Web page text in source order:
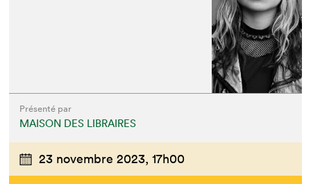
Présenté par
MAISON DES LIBRAIRES
23 novembre 2023, 17h00